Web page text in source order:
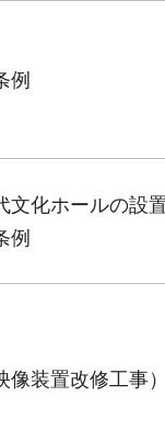
例
文化ホールの設
例
装置改修工事）